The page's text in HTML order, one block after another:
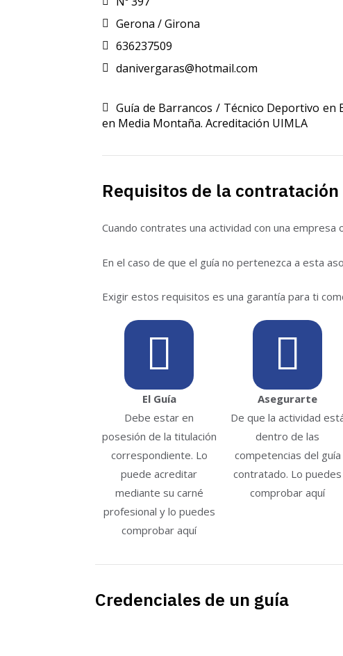
Gerona / Girona
636237509
danivergaras@hotmail.com
Guía de Barrancos / Técnico Deportivo en
en Media Montaña. Acreditación UIMLA
Requisitos de la contratación
Cuando contrates una actividad con una
En el caso de que el guía no pertenezca a esta
Exigir estos requisitos es una garantía para ti
El Guía
Debe estar en
posesión de la titulación
correspondiente. Lo
puede acreditar
mediante su carné
profesional y lo puedes
comprobar aquí
Asegurarte
De que la actividad
dentro de las
competencias del guía
contratado. Lo puedes
comprobar aquí
Credenciales de un guía